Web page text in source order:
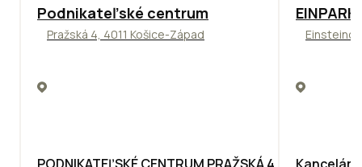
ODPORÚČAME
Podnikateľské centrum
Pražská 4, 4011 Košice-Západ
TOP